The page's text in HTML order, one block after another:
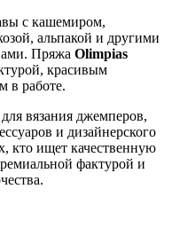
с кашемиром,
альпакой и другими
Пряжа Olimpias
красивым
в работе.
вязания джемперов,
и дизайнерского
кто ищет качественную
фактурой и